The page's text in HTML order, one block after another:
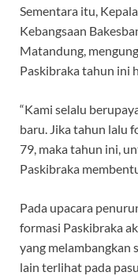
Sementara itu,
Kebangsaan
Matandung,
Paskibraka tahun ini
“Kami selalu
baru. Jika tahun lalu
79, maka tahun ini,
Paskibraka
‎Pada upacara
formasi Paskibraka
yang melambangkan
lain terlihat pada